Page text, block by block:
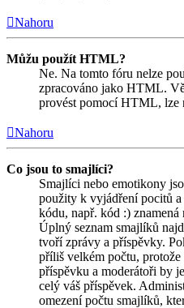
Nahoru
Můžu použít HTML?
Ne. Na tomto fóru nelze
zpracováno jako HTML.
provést pomocí HTML, lze
Nahoru
Co jsou to smajlíci?
Smajlíci nebo emotikony
použity k vyjádření pocitů
kódu, např. kód :) znamená
Úplný seznam smajlíků
tvoří zprávy a příspěvky.
příliš velkém počtu,
příspěvku a moderátoři by
celý váš příspěvek.
omezení počtu smajlíků,